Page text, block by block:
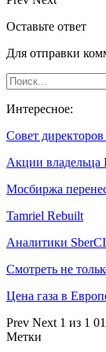
Оставьте ответ
Для отправки
Интересное:
Совет
Акции владельца
Мосбиржа
Tamriel Rebuilt
Аналитики
Смотреть не
Цена газа в
Prev Next 1 из 1
Метки